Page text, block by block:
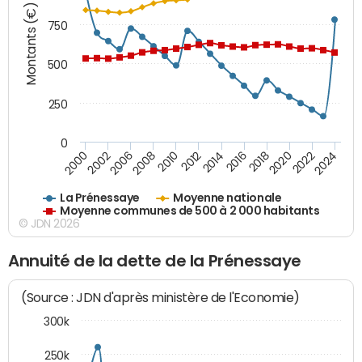
Montants (€)
La Prénessaye
Moyenne nationale
Moyenne communes de 500 à 2 000 habitants
200020022006200820102012201420162018202020222024
0
250
500
750
© JDN 2026
Annuité de la dette de la Prénessaye
(Source : JDN d'après ministère de l'Economie)
250k
300k